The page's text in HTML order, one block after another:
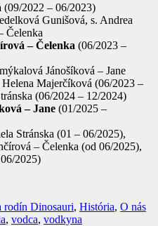
(09/2022 – 06/2023)
Gunišová, s. Andrea
Čelenka
– Čelenka (06/2023 –
Jánošíková – Jane
Majerčíková (06/2023 –
(06/2024 – 12/2024)
– Jane (01/2025 –
Stránska (01 – 06/2025),
– Čelenka (od 06/2025),
2025)
rodín Dinosauri, História, O nás
, vodca, vodkyna